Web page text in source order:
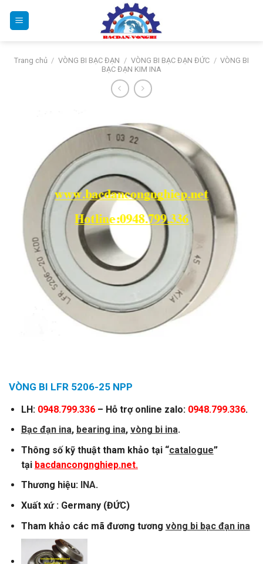
Trang chủ / VÒNG BI BẠC ĐẠN / VÒNG BI BẠC ĐẠN ĐỨC / VÒNG BI
BẠC ĐẠN KIM INA
VÒNG BI LFR 5206-25 NPP
LH: 0948.799.336 – Hỗ trợ online zalo: 0948.799.336.
Bạc đạn ina, bearing ina, vòng bi ina.
Thông số kỹ thuật tham khảo tại “catalogue”
tại bacdancongnghiep.net.
Thương hiệu: INA.
Xuất xứ : Germany (ĐỨC)
Tham khảo các mã đương tương vòng bi bạc đạn ina